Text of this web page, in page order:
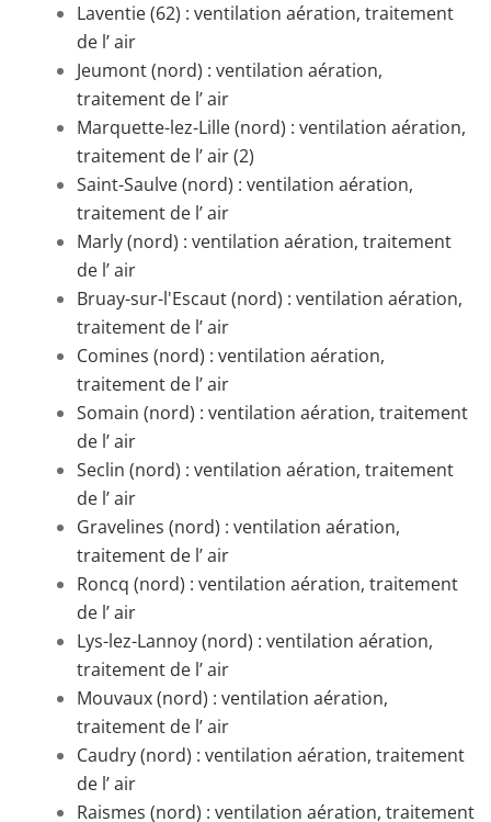
Laventie (62) : ventilation aération, traitement
de l’ air
Jeumont (nord) : ventilation aération,
traitement de l’ air
Marquette-lez-Lille (nord) : ventilation aération,
traitement de l’ air (2)
Saint-Saulve (nord) : ventilation aération,
traitement de l’ air
Marly (nord) : ventilation aération, traitement
de l’ air
Bruay-sur-l'Escaut (nord) : ventilation aération,
traitement de l’ air
Comines (nord) : ventilation aération,
traitement de l’ air
Somain (nord) : ventilation aération, traitement
de l’ air
Seclin (nord) : ventilation aération, traitement
de l’ air
Gravelines (nord) : ventilation aération,
traitement de l’ air
Roncq (nord) : ventilation aération, traitement
de l’ air
Lys-lez-Lannoy (nord) : ventilation aération,
traitement de l’ air
Mouvaux (nord) : ventilation aération,
traitement de l’ air
Caudry (nord) : ventilation aération, traitement
de l’ air
Raismes (nord) : ventilation aération, traitement